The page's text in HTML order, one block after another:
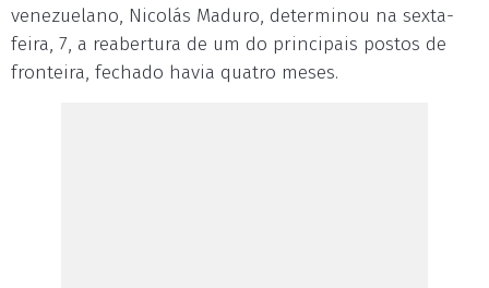
venezuelano, Nicolás Maduro, determinou na sexta-
feira, 7, a reabertura de um do principais postos de
fronteira, fechado havia quatro meses.